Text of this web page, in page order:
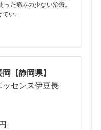
た痛みの少ない治療。
い...
【静岡県】
ッセンス伊豆長